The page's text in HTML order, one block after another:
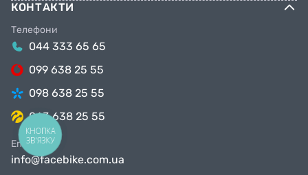
КОНТАКТИ
Телефони
044 333 65 65
099 638 25 55
098 638 25 55
063 638 25 55
Email
info@facebike.com.ua
КНОПКА
ЗВ'ЯЗКУ